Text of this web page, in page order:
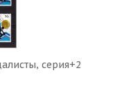
серия+2